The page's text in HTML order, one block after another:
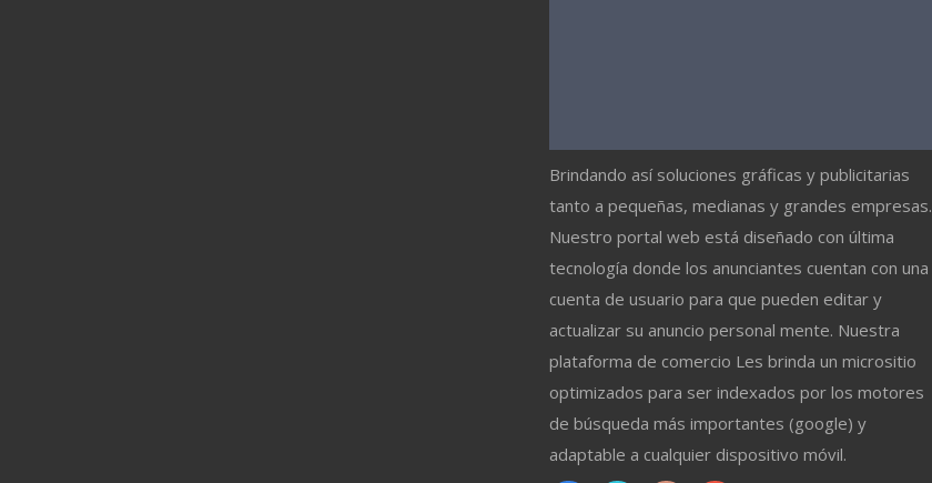
Brindando así soluciones gráficas y publicitarias
tanto a pequeñas, medianas y grandes empresas.
Nuestro portal web está diseñado con última
tecnología donde los anunciantes cuentan con una
cuenta de usuario para que pueden editar y
actualizar su anuncio personal mente. Nuestra
plataforma de comercio Les brinda un micrositio
optimizados para ser indexados por los motores
de búsqueda más importantes (google) y
adaptable a cualquier dispositivo móvil.